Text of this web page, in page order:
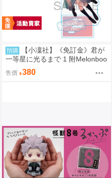
預購
【小凜社】《免訂金》君が
一等星に光るまで 1 附Melonboo
ks特典
售價 380